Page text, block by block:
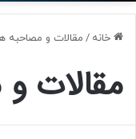
خانه / مقالات و مصاحبه
مقالات